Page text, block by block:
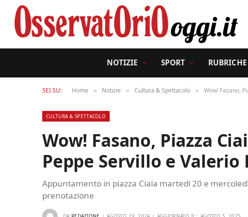
NOTIZIE SPORT RUBRICHE
SEI SU: Home » Notizie » Cultura & Spettacolo » Wow! Fasano,
CULTURA & SPETTACOLO
Wow! Fasano, Piazza
Peppe Servillo e Valerio
Appuntamento in piazza Ciaia martedì 20 e
prenotazione